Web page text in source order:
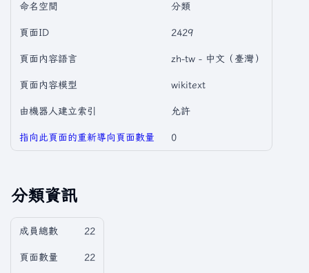
命名空間 分類
頁面ID 2429
頁面內容語言 zh-tw - 中文（臺灣）
頁面內容模型 wikitext
由機器人建立索引 允許
指向此頁面的重新導向頁面數量 0
分類資訊
成員總數 22
頁面數量 22